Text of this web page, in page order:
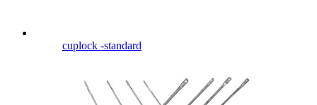
cuplock -standard